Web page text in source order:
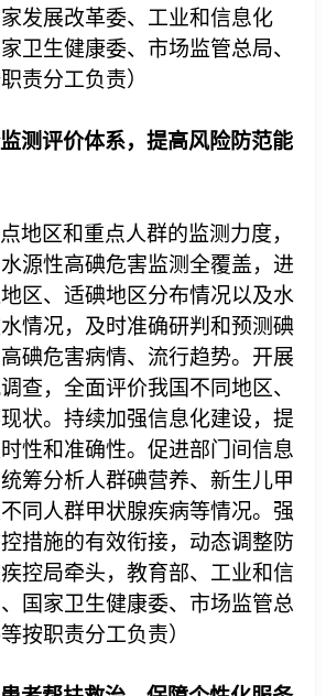
发展改革委、工业和信息化
卫生健康委、市场监管总局、
责分工负责）
监测评价体系，提高风险防范能
地区和重点人群的监测力度，
源性高碘危害监测全覆盖，进
区、适碘地区分布情况以及水
情况，及时准确研判和预测碘
碘危害病情、流行趋势。开展
查，全面评价我国不同地区、
状。持续加强信息化建设，提
性和准确性。促进部门间信息
筹分析人群碘营养、新生儿甲
同人群甲状腺疾病等情况。强
措施的有效衔接，动态调整防
控局牵头，教育部、工业和信
国家卫生健康委、市场监管总
按职责分工负责）